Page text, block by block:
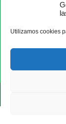
Utilizamos cookies
Paseo